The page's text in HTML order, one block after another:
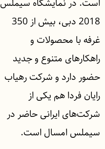
است. در نمایشگاه سیملس
2018 دبی، بیش از 350
غرفه با محصولات و
راهکارهای متنوع و جدید
حضور دارد و شرکت رهیاب
رایان فردا هم یکی از
شرکت‌های ایرانی حاضر در
سیملس امسال است.